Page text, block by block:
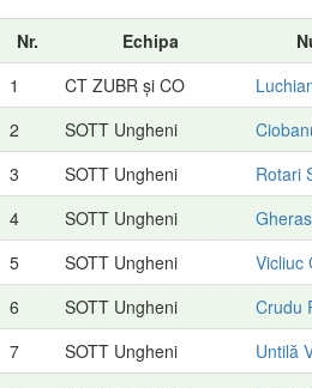
Nr. Echipa
1
CT ZUBR și CO
2
SOTT Ungheni
3
SOTT Ungheni Rotari
4
SOTT Ungheni
5
SOTT Ungheni Vicliuc
6
SOTT Ungheni Crudu
7
SOTT Ungheni Untilă